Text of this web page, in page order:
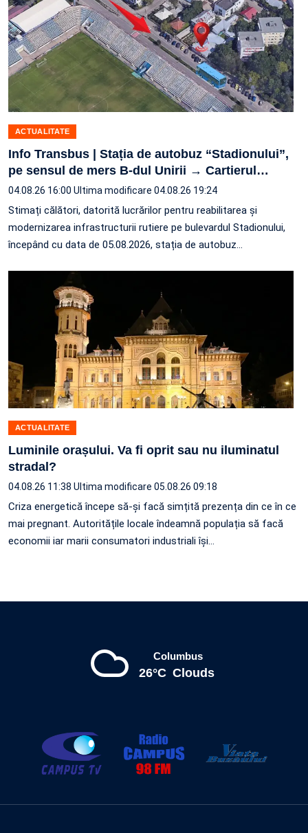
ACTUALITATE
Info Transbus | Stația de autobuz “Stadionului”,
pe sensul de mers B-dul Unirii → Cartierul …
04.08.26 16:00 Ultima modificare 04.08.26 19:24
Stimați călători, datorită lucrărilor pentru reabilitarea și
modernizarea infrastructurii rutiere pe bulevardul Stadionului,
începând cu data de 05.08.2026, stația de autobuz…
ACTUALITATE
Luminile orașului. Va fi oprit sau nu iluminatul
stradal?
04.08.26 11:38 Ultima modificare 05.08.26 09:18
Criza energetică începe să-și facă simțită prezența din ce în ce
mai pregnant. Autoritățile locale îndeamnă populația să facă
economii iar marii consumatori industriali își…
Columbus
26°C Clouds